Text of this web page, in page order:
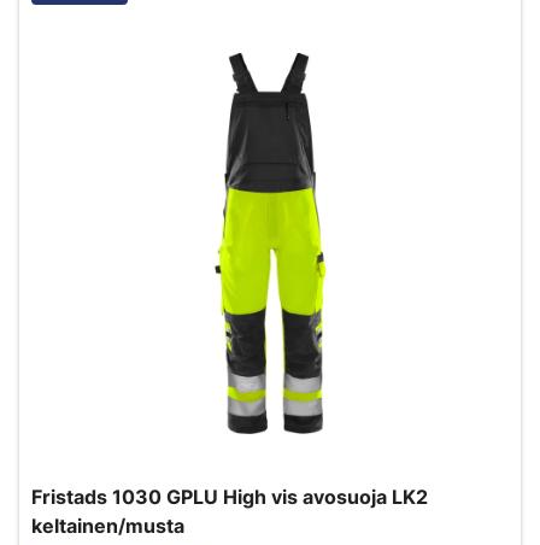
Fristads 1030 GPLU High vis avosuoja LK2
keltainen/musta